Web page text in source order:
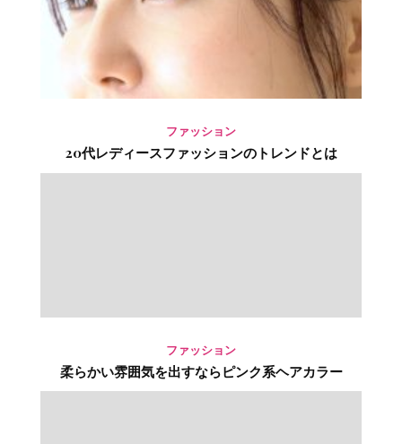
ファッション
20代レディースファッションのトレンドとは
ファッション
柔らかい雰囲気を出すならピンク系ヘアカラー